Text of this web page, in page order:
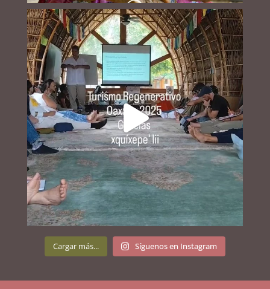
Cargar más... Síguenos en Instagram